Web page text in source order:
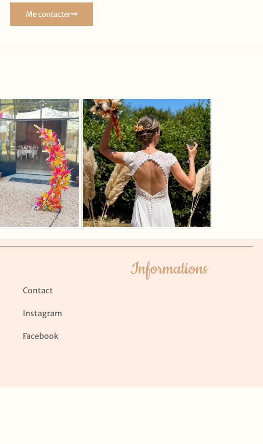
Me contacter
Informations
Contact
Instagram
Facebook